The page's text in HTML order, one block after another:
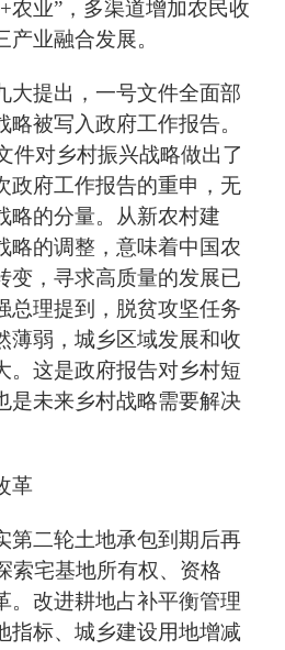
农业”，多渠道增加农民收
产业融合发展。
提出，一号文件全面部
被写入政府工作报告。
件对乡村振兴战略做出了
政府工作报告的重申，无
略的分量。从新农村建
略的调整，意味着中国农
变，寻求高质量的发展已
总理提到，脱贫攻坚任务
薄弱，城乡区域发展和收
。这是政府报告对乡村短
是未来乡村战略需要解决
革
二轮土地承包到期后再
索宅基地所有权、资格
。改进耕地占补平衡管理
指标、城乡建设用地增减